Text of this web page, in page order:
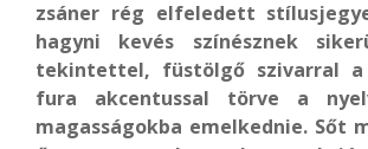
zsáner rég elfeledett
hagyni kevés színésznek
tekintettel, füstölgő szivarral a
fura akcentussal törve a
magasságokba emelkednie. Sőt